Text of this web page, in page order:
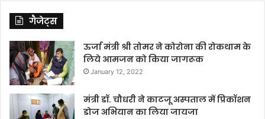
गैजेट्स
ऊर्जा मंत्री श्री तोमर ने कोरोना की रोकथाम के
लिये आमजन को किया जागरूक
January 12, 2022
मंत्री डॉ. चौधरी ने काटजू अस्पताल में प्रिकॉशन
डोज अभियान का लिया जायजा